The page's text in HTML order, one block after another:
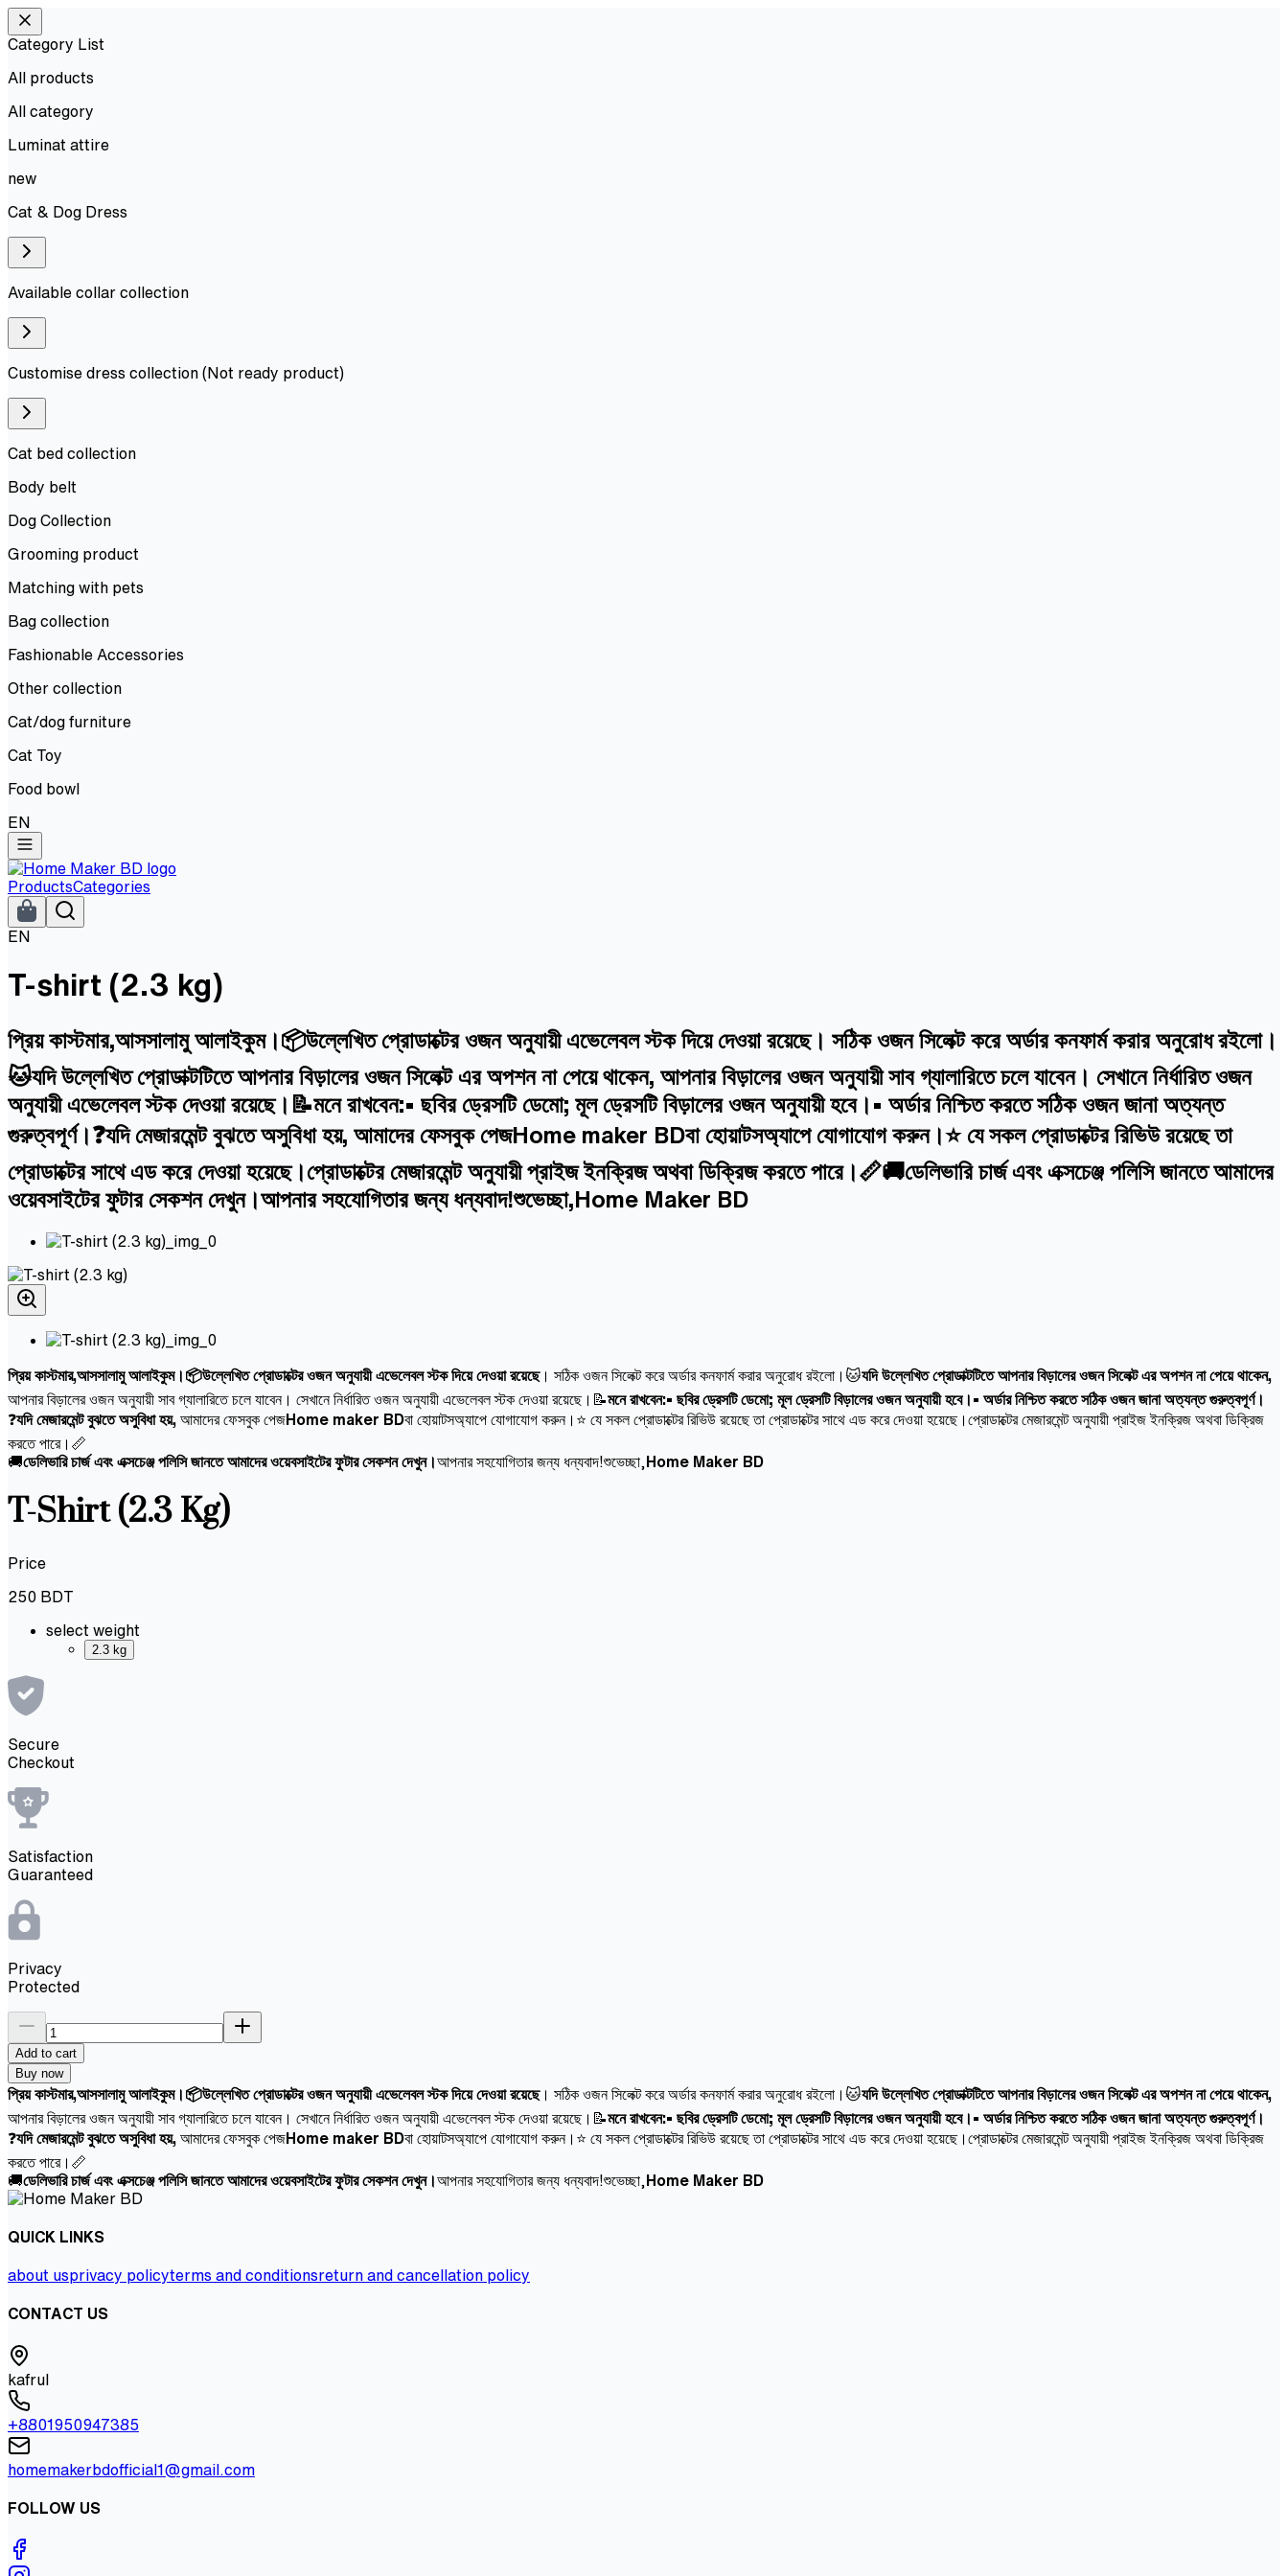
Category List
All products
All category
Luminat attire
new
Cat & Dog Dress
Available collar collection
Customise dress collection (Not ready product)
Cat bed collection
Body belt
Dog Collection
Grooming product
Matching with pets
Bag collection
Fashionable Accessories
Other collection
Cat/dog furniture
Cat Toy
Food bowl
EN
ProductsCategories
EN
T-shirt (2.3 kg)
প্রিয় কাস্টমার,আসসালামু আলাইকুম।📦উল্লেখিত প্রোডাক্টের ওজন অনুযায়ী এভেলেবল স্টক দিয়ে দেওয়া রয়েছে। সঠিক ওজন সিলেক্ট করে অর্ডার কনফার্ম করার অনুরোধ রইলো।
🐱যদি উল্লেখিত প্রোডাক্টটিতে আপনার বিড়ালের ওজন সিলেক্ট এর অপশন না পেয়ে থাকেন, আপনার বিড়ালের ওজন অনুযায়ী সাব গ্যালারিতে চলে যাবেন। সেখানে নির্ধারিত ওজন
অনুযায়ী এভেলেবল স্টক দেওয়া রয়েছে।📝মনে রাখবেন:• ছবির ড্রেসটি ডেমো; মূল ড্রেসটি বিড়ালের ওজন অনুযায়ী হবে।• অর্ডার নিশ্চিত করতে সঠিক ওজন জানা অত্যন্ত
গুরুত্বপূর্ণ।❓যদি মেজারমেন্ট বুঝতে অসুবিধা হয়, আমাদের ফেসবুক পেজHome maker BDবা হোয়াটসঅ্যাপে যোগাযোগ করুন।⭐ যে সকল প্রোডাক্টের রিভিউ রয়েছে তা
প্রোডাক্টের সাথে এড করে দেওয়া হয়েছে।প্রোডাক্টের মেজারমেন্ট অনুযায়ী প্রাইজ ইনক্রিজ অথবা ডিক্রিজ করতে পারে।📏🚚ডেলিভারি চার্জ এবং এক্সচেঞ্জ পলিসি জানতে আমাদের
ওয়েবসাইটের ফুটার সেকশন দেখুন।আপনার সহযোগিতার জন্য ধন্যবাদ!শুভেচ্ছা,Home Maker BD
প্রিয় কাস্টমার,আসসালামু আলাইকুম।📦উল্লেখিত প্রোডাক্টের ওজন অনুযায়ী এভেলেবল স্টক দিয়ে দেওয়া রয়েছে। সঠিক ওজন সিলেক্ট করে অর্ডার কনফার্ম করার অনুরোধ রইলো।🐱যদি উল্লেখিত প্রোডাক্টটিতে আপনার বিড়ালের ওজন সিলেক্ট এর অপশন না পেয়ে থাকেন,
আপনার বিড়ালের ওজন অনুযায়ী সাব গ্যালারিতে চলে যাবেন। সেখানে নির্ধারিত ওজন অনুযায়ী এভেলেবল স্টক দেওয়া রয়েছে।📝মনে রাখবেন:• ছবির ড্রেসটি ডেমো; মূল ড্রেসটি বিড়ালের ওজন অনুযায়ী হবে।• অর্ডার নিশ্চিত করতে সঠিক ওজন জানা অত্যন্ত গুরুত্বপূর্ণ।
❓যদি মেজারমেন্ট বুঝতে অসুবিধা হয়, আমাদের ফেসবুক পেজHome maker BDবা হোয়াটসঅ্যাপে যোগাযোগ করুন।⭐ যে সকল প্রোডাক্টের রিভিউ রয়েছে তা প্রোডাক্টের সাথে এড করে দেওয়া হয়েছে।প্রোডাক্টের মেজারমেন্ট অনুযায়ী প্রাইজ ইনক্রিজ অথবা ডিক্রিজ
করতে পারে।📏
🚚ডেলিভারি চার্জ এবং এক্সচেঞ্জ পলিসি জানতে আমাদের ওয়েবসাইটের ফুটার সেকশন দেখুন।আপনার সহযোগিতার জন্য ধন্যবাদ!শুভেচ্ছা, Home Maker BD
T-Shirt (2.3 Kg)
Price
250 BDT
select weight
2.3 kg
Secure
Checkout
Satisfaction
Guaranteed
Privacy
Protected
Add to cart
Buy now
প্রিয় কাস্টমার,আসসালামু আলাইকুম।📦উল্লেখিত প্রোডাক্টের ওজন অনুযায়ী এভেলেবল স্টক দিয়ে দেওয়া রয়েছে। সঠিক ওজন সিলেক্ট করে অর্ডার কনফার্ম করার অনুরোধ রইলো।🐱যদি উল্লেখিত প্রোডাক্টটিতে আপনার বিড়ালের ওজন সিলেক্ট এর অপশন না পেয়ে থাকেন,
আপনার বিড়ালের ওজন অনুযায়ী সাব গ্যালারিতে চলে যাবেন। সেখানে নির্ধারিত ওজন অনুযায়ী এভেলেবল স্টক দেওয়া রয়েছে।📝মনে রাখবেন:• ছবির ড্রেসটি ডেমো; মূল ড্রেসটি বিড়ালের ওজন অনুযায়ী হবে।• অর্ডার নিশ্চিত করতে সঠিক ওজন জানা অত্যন্ত গুরুত্বপূর্ণ।
❓যদি মেজারমেন্ট বুঝতে অসুবিধা হয়, আমাদের ফেসবুক পেজHome maker BDবা হোয়াটসঅ্যাপে যোগাযোগ করুন।⭐ যে সকল প্রোডাক্টের রিভিউ রয়েছে তা প্রোডাক্টের সাথে এড করে দেওয়া হয়েছে।প্রোডাক্টের মেজারমেন্ট অনুযায়ী প্রাইজ ইনক্রিজ অথবা ডিক্রিজ
করতে পারে।📏
🚚ডেলিভারি চার্জ এবং এক্সচেঞ্জ পলিসি জানতে আমাদের ওয়েবসাইটের ফুটার সেকশন দেখুন।আপনার সহযোগিতার জন্য ধন্যবাদ!শুভেচ্ছা, Home Maker BD
QUICK LINKS
about usprivacy policyterms and conditionsreturn and cancellation policy
CONTACT US
kafrul
+8801950947385
homemakerbdofficial1@gmail.com
FOLLOW US